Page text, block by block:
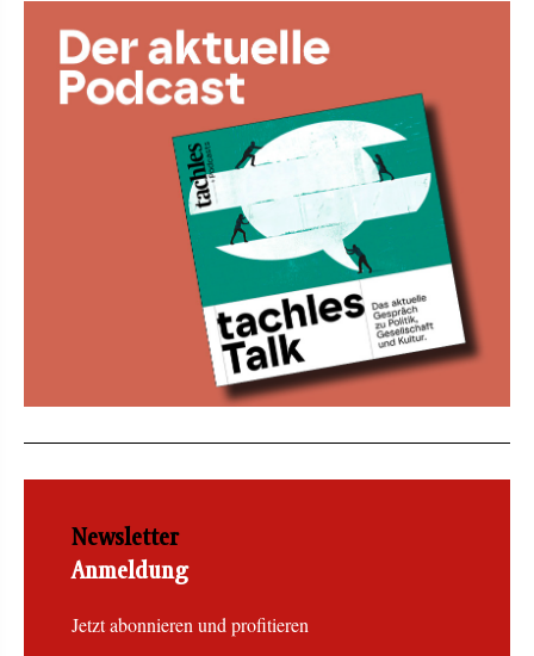
Newsletter
Anmeldung
Jetzt abonnieren und profitieren